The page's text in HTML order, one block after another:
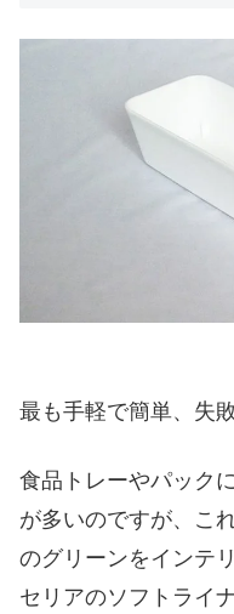
最も手軽で簡単、失
食品トレーやパック
が多いのですが、こ
のグリーンをインテ
セリアのソフトライ